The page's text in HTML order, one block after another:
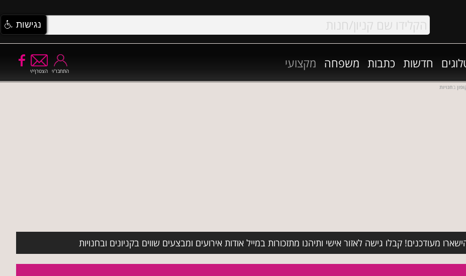
חדשות כתבות משפחה מקצועי
הצטרף/י התחבר/י
בחנויות
מעודכנים! קבלו גישה לאזור אישי ותיהנו מתזכורות במייל אודות אירועים ומבצעים שווים בקניונים ובחנויות
נגישות